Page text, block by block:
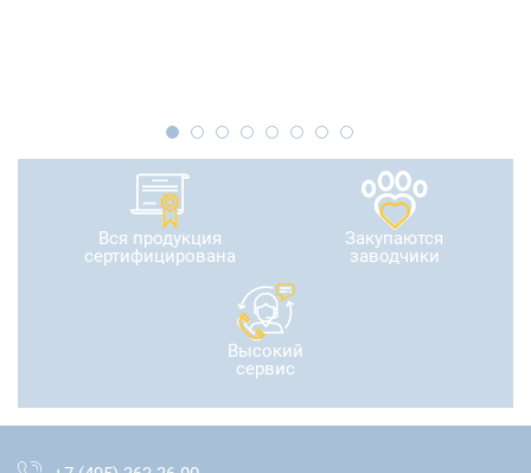
Вся продукция
сертифицирована
Закупаются
заводчики
Высокий
сервис